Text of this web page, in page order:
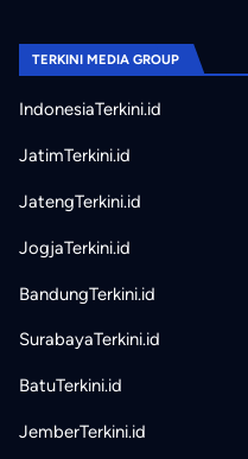
TERKINI MEDIA GROUP
IndonesiaTerkini.id
JatimTerkini.id
JatengTerkini.id
JogjaTerkini.id
BandungTerkini.id
SurabayaTerkini.id
BatuTerkini.id
JemberTerkini.id